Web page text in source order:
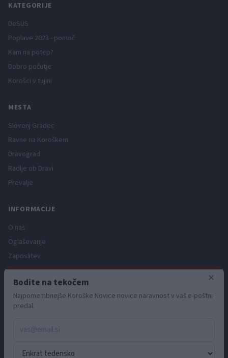
KATEGORIJE
DeSUS
Poplave 2023 - pomoč
Kam na potep?
Dobro počutje
Korošci v tujini
MESTA
Slovenj Gradec
Ravne na Koroškem
Dravograd
Radlje ob Dravi
Prevalje
INFORMACIJE
O nas
Oglaševanje
Zaposlitev
Pravno obvestilo
Zasebnost in piškotki
Storitve
Pogoji uporabe
×
Bodite na tekočem
Najpomembnejše Koroške Novice novice naravnost v vaš e-poštni
predal.